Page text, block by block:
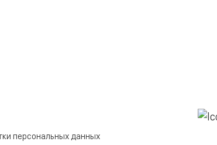
персональных данных